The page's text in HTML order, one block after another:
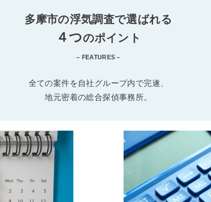
多摩市の浮気調査で選ばれる
４つのポイント
– FEATURES –
全ての案件を自社グループ内で完遂、
地元密着の総合探偵事務所。